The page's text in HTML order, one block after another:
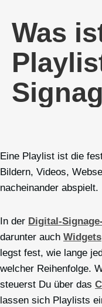
Was
Eine Playlist ist die
Bildern, Videos,
nacheinander abspielt.
In der Digital-
darunter auch Widgets
legst fest, wie lange
welcher Reihenfolge.
steuerst Du über das
lassen sich Playlists